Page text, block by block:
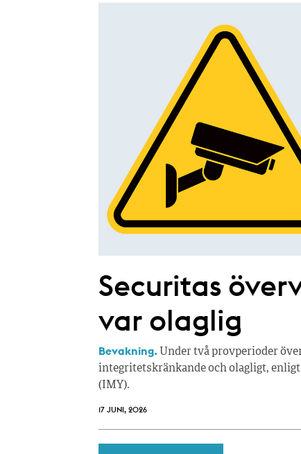
Securitas
var olaglig
Bevakning. Under två provperioder
integritetskränkande och olagligt,
(IMY).
17 JUNI, 2026